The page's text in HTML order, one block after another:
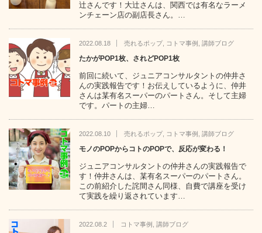
辻さんです！大辻さんは、関西では有名なラーメ
ンチェーン店の副店長さん。…
2022.08.18 売れるポップ, コトマ事例 講師ブログ
たかがPOP1枚、されどPOP1枚
前回に続いて、ジュニアコンサルタントの仲井さ
んの実践報告です！お伝えしているように、仲井
さんは某有名スーパーのパートさん。そして主婦
です。パートの主婦…
2022.08.10 売れるポップ, コトマ事例 講師ブログ
モノのPOPからコトのPOPで、反応が変わる！
ジュニアコンサルタントの仲井さんの実践報告で
す！仲井さんは、某有名スーパーのパートさん。
この前紹介した詫間さん同様、自費で講座を受け
て実践を繰り返されています…
2022.08.2 コトマ事例 講師ブログ